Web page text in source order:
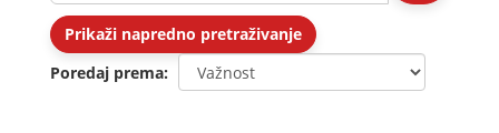
Prikaži napredno pretraživanje
Poredaj prema